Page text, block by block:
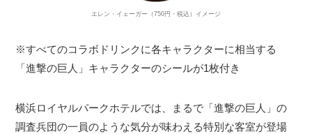
エレン・イェーガー（750円・税込）イメージ
※すべてのコラボドリンクに各キャラクターに相当する
「進撃の巨人」キャラクターのシールが1枚付き
横浜ロイヤルパークホテルでは、まるで「進撃の巨人」の
調査兵団の一員のような気分が味わえる特別な客室が登場